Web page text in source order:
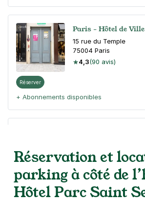
Paris - Hôtel de
15 rue du Temple
75004 Paris
4,3(90 avis)
Réserver
+ Abonnements disponibles
34 rue Geoffroy l'Asnier
4,5(171 avis)
39 €/jour,110 €/semaine (tarifs dégressifs)
Réservation et
parking à côté de
Hôtel Parc Saint